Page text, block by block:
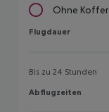
Ohne Koffer
Flugdauer
Flugdauer
Bis zu 24 Stunden
Abflugzeiten
Abflugzeiten